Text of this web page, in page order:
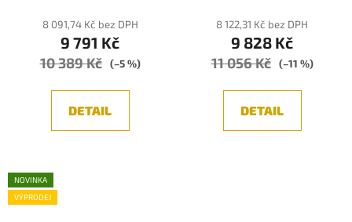
8 091,74 Kč bez DPH
9 791 Kč
10 389 Kč (–5 %)
DETAIL
8 122,31 Kč bez DPH
9 828 Kč
11 056 Kč (–11 %)
DETAIL
NOVINKA
VÝPRODEJ